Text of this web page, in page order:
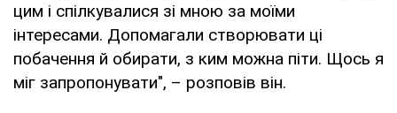
цим і спілкувалися зі мною за моїми
інтересами. Допомагали створювати ці
побачення й обирати, з ким можна піти. Щось я
міг запропонувати", – розповів він.